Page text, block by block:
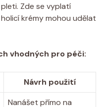
Zde se vyplatí
krémy mohou udělat
vhodných pro péči:
Návrh použití
Nanášet přímo na